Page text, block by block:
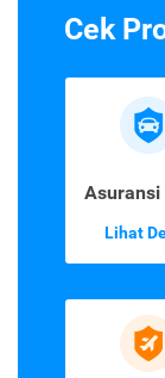
Cek
Asuransi
Lihat